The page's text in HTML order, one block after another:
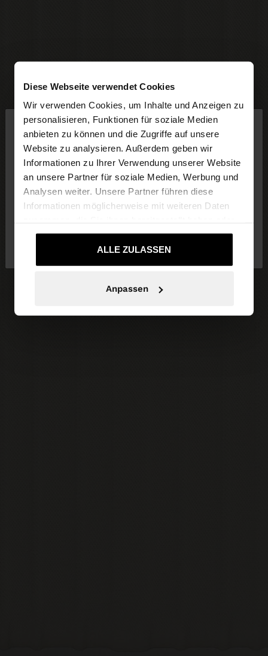
Diese Webseite verwendet Cookies
Wir verwenden Cookies, um Inhalte und Anzeigen zu
personalisieren, Funktionen für soziale Medien
anbieten zu können und die Zugriffe auf unsere
Website zu analysieren. Außerdem geben wir
Informationen zu Ihrer Verwendung unserer Website
an unsere Partner für soziale Medien, Werbung und
Analysen weiter. Unsere Partner führen diese
Informationen möglicherweise mit weiteren Daten
die sie im Rahmen Ihrer Nutzung der Dienste
gesammelt haben.ALLE ZULASSEN
Anpassen
hallo
Sie greifen von Luxembourg auf die Website zu.
Möchten Sie unsere United States Website
Luxembourg
Ja, bringen Sie mich
zu United States